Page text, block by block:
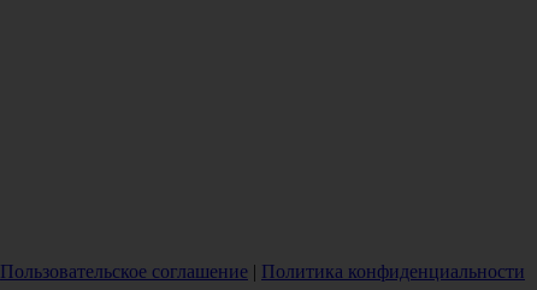
Пользовательское соглашение | Политика конфиденциальности